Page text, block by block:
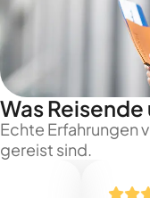
Was
Echte Erfahrungen
gereist sind.